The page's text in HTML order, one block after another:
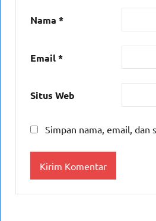
Nama *
Email*
Situs Web
Simpan nama, email, dan